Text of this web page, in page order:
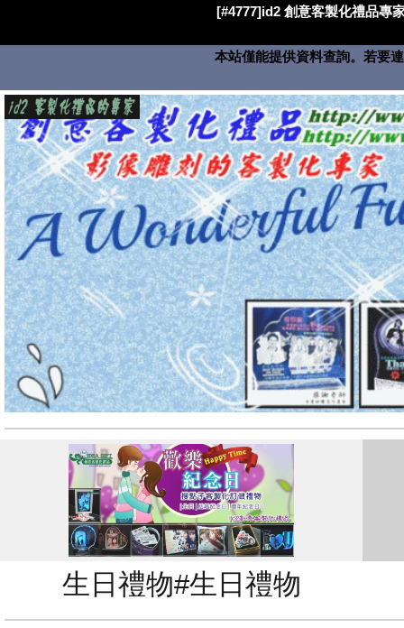
[#4777]id2 創意客製化禮品專
本站僅能提供資料查詢。若要
生日禮物#生日禮物